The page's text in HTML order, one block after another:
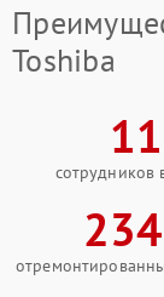
Toshiba
11
сотрудников